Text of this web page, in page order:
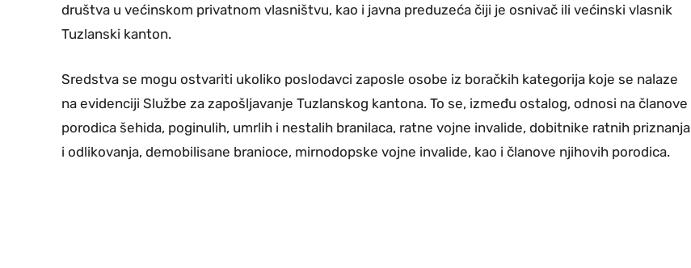
društva u većinskom privatnom vlasništvu, kao i javna preduzeća čiji je osnivač ili većinski vlasnik
Tuzlanski kanton.
Sredstva se mogu ostvariti ukoliko poslodavci zaposle osobe iz boračkih kategorija koje se nalaze
na evidenciji Službe za zapošljavanje Tuzlanskog kantona. To se, između ostalog, odnosi na članove
porodica šehida, poginulih, umrlih i nestalih branilaca, ratne vojne invalide, dobitnike ratnih priznanja
i odlikovanja, demobilisane branioce, mirnodopske vojne invalide, kao i članove njihovih porodica.